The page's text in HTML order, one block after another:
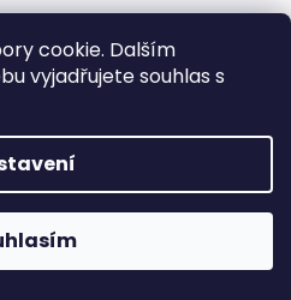
cookie. Dalším
vyjadřujete souhlas s
r
v
k
y
ý
p
i
s
uči slevy!